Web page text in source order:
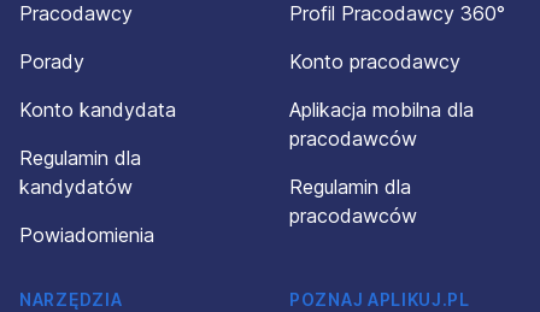
Pracodawcy
Porady
Konto kandydata
Regulamin dla
kandydatów
Powiadomienia
Profil Pracodawcy 360°
Konto pracodawcy
Aplikacja mobilna dla
pracodawców
Regulamin dla
pracodawców
NARZĘDZIA
POZNAJ APLIKUJ.PL